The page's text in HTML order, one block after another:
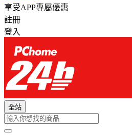
享受APP專屬優惠
註冊
登入
全站